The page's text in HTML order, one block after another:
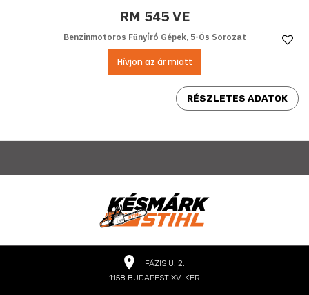
RM 545 VE
Benzinmotoros Fűnyíró Gépek, 5-Ös Sorozat
Hívjon az ár miatt
RÉSZLETES ADATOK
FÁZIS U. 2.
1158 BUDAPEST XV. KER